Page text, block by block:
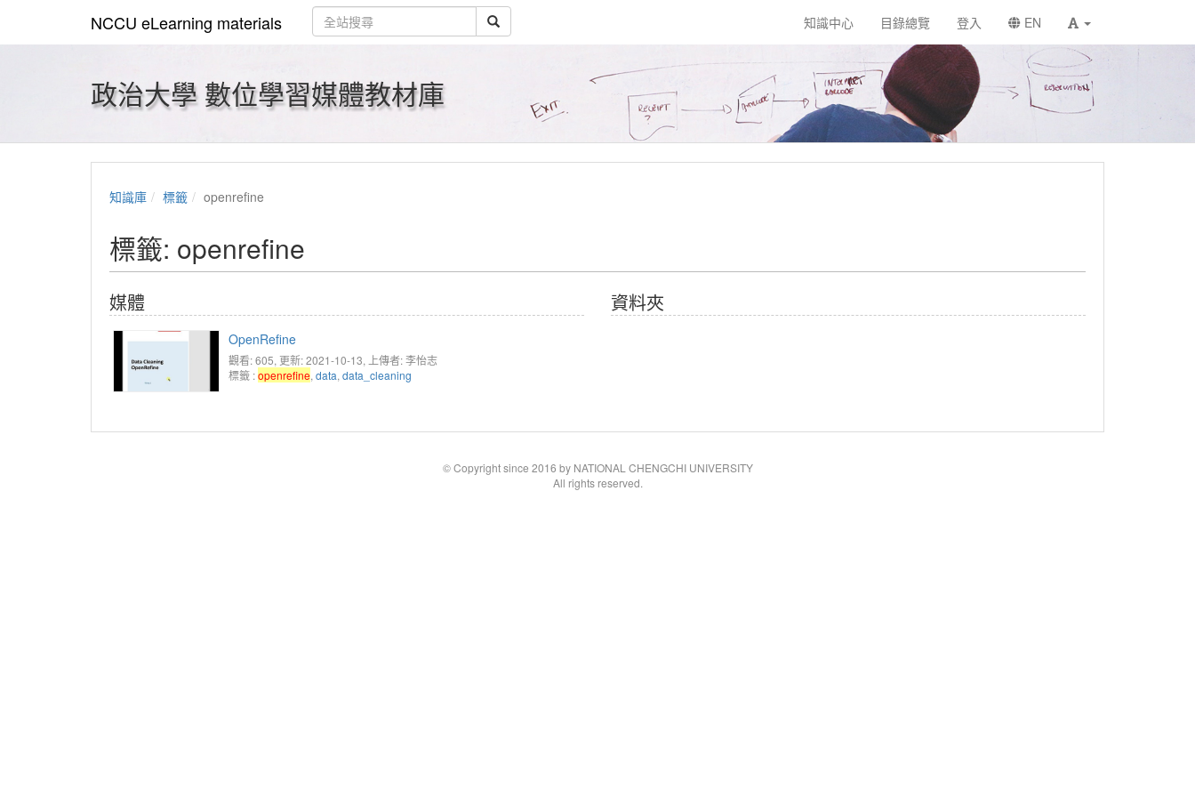
NCCU eLearning materials 知識中心 目錄總覽 登入 EN
政治大學 數位學習媒體教材庫
知識庫 標籤 openrefine
標籤: openrefine
媒體
OpenRefine
觀看: 605, 更新: 2021-10-13, 上傳者: 李怡志
標籤 :openrefine, data, data_cleaning
資料夾
© Copyright since 2016 by NATIONAL CHENGCHI UNIVERSITY
All rights reserved.